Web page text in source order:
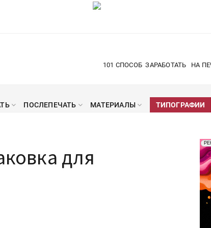
101 СПОСОБ ЗАРАБОТАТЬ НА
ПОСЛЕПЕЧАТЬ МАТЕРИАЛЫ ТИПОГРАФИИ
для